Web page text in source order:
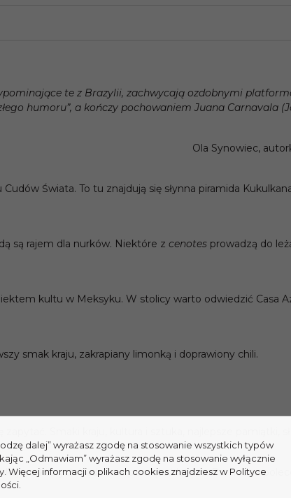
te z Brazylii, zachwycają ozdobnymi
humoru”, a kończy pochowaniem Juana Carnavala
Ola Synowiec,
Świata. To tu znajdują się słynna piramida
są rajem dla nurków. Niektóre z cenotes prowadzą do
kultu w Meksyku. W stolicy warto odwiedzić Casa
smak kraju, zakrapiany limonką i doprawiony chili.
Smaki kraju, kultura i sztuka, najlepsze pamiątki,
o których będziecie pamiętać latami. Pomocne
dalej” wyrażasz zgodę na stosowanie wszystkich typów
„Odmawiam” wyrażasz zgodę na stosowanie wyłącznie
Więcej informacji o plikach cookies znajdziesz w Polityce